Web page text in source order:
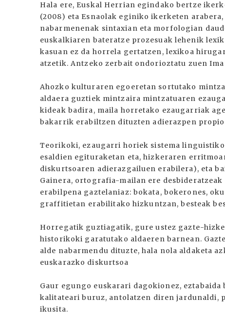
Hala ere, Euskal Herrian egindako bertze
(2008) eta Esnaolak eginiko ikerketen
nabarmenenak sintaxian eta morfologian
euskalkiaren bateratze prozesuak lehenik
kasuan ez da horrela gertatzen, lexikoa
atzetik. Antzeko zerbait ondorioztatu zuen
Ahozko kulturaren egoeretan sortutako
aldaera guztiek mintzaira mintzatuaren
kideak badira, maila horretako ezaugarriak
bakarrik erabiltzen dituzten adierazpen
Teorikoki, ezaugarri horiek sistema
esaldien egituraketan eta, hizkeraren
diskurtsoaren adierazgailuen erabilera), eta
Gainera, ortografia-mailan ere
erabilpena gaztelaniaz: bokata, bokerones,
graffitietan erabilitako hizkuntzan, besteak
Horregatik guztiagatik, gure ustez gazte-
historikoki garatutako aldaeren barnean.
alde nabarmendu dituzte, hala nola aldaketa
euskarazko diskurtsoa
Gaur egungo euskarari dagokionez,
kalitateari buruz, antolatzen diren jardunaldi,
ikusita.